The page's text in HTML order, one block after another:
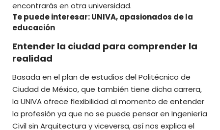
encontrarás en otra universidad.
Te puede interesar: UNIVA, apasionados de la
educación
Entender la ciudad para comprender la
realidad
Basada en el plan de estudios del Politécnico de
Ciudad de México, que también tiene dicha carrera,
la UNIVA ofrece flexibilidad al momento de entender
la profesión ya que no se puede pensar en Ingeniería
Civil sin Arquitectura y viceversa, así nos explica el